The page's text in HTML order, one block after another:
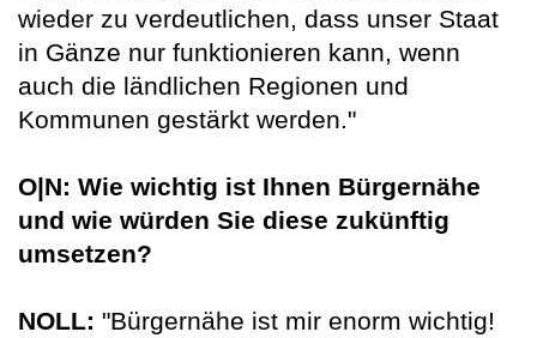
wieder zu verdeutlichen, dass unser Staat
in Gänze nur funktionieren kann, wenn
auch die ländlichen Regionen und
Kommunen gestärkt werden."
O|N: Wie wichtig ist Ihnen Bürgernähe
und wie würden Sie diese zukünftig
umsetzen?
NOLL: "Bürgernähe ist mir enorm wichtig!